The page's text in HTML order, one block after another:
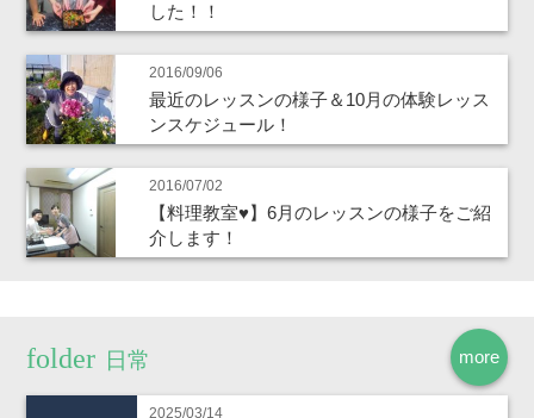
した！！
2016/09/06
最近のレッスンの様子＆10月の体験レッス
ンスケジュール！
2016/07/02
【料理教室♥】6月のレッスンの様子をご紹
介します！
more
日常
2025/03/14